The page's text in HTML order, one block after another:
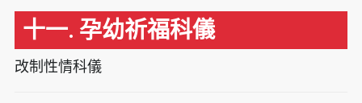
十一. 孕幼祈福科儀
改制性情科儀